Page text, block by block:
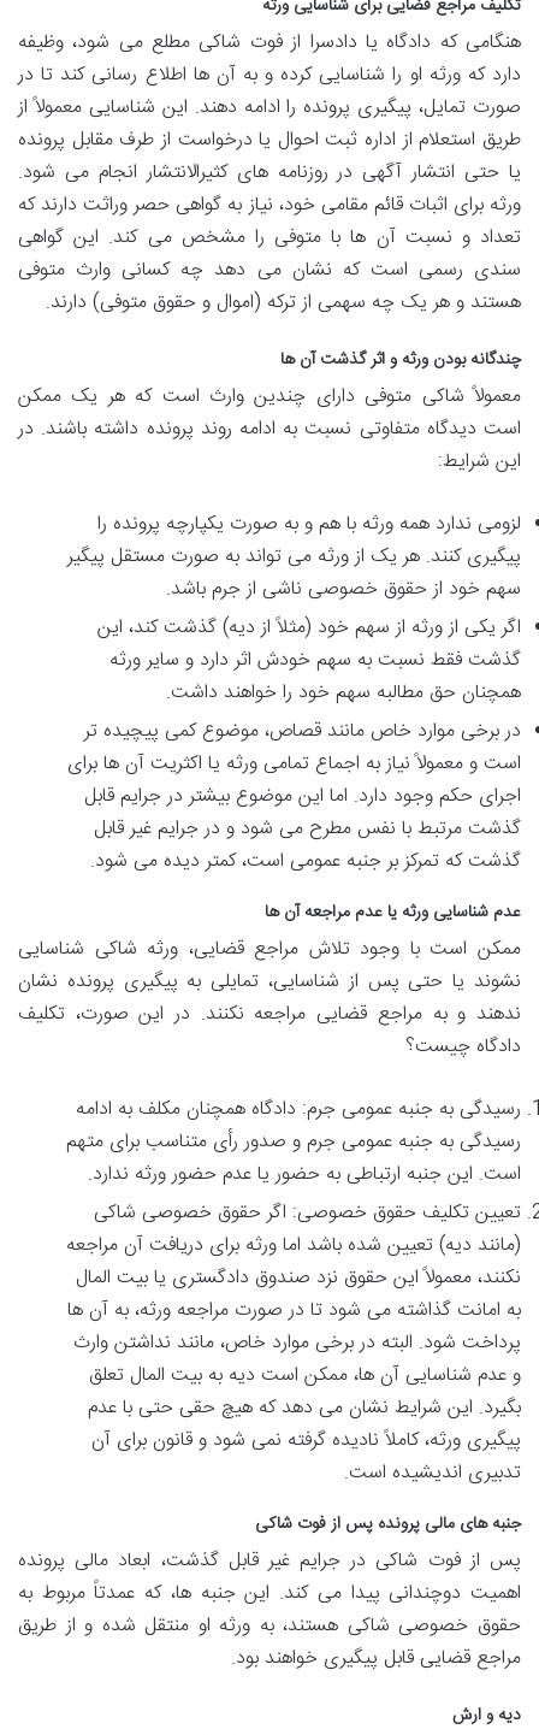
تکلیف مراجع قضایی برای شناسایی ورثه
هنگامی که دادگاه یا دادسرا از فوت شاکی مطلع می شود، وظیفه
دارد که ورثه او را شناسایی کرده و به آن ها اطلاع رسانی کند تا در
صورت تمایل، پیگیری پرونده را ادامه دهند. این شناسایی معمولاً از
طریق استعلام از اداره ثبت احوال یا درخواست از طرف مقابل پرونده
یا حتی انتشار آگهی در روزنامه های کثیرالانتشار انجام می شود.
ورثه برای اثبات قائم مقامی خود، نیاز به گواهی حصر وراثت دارند که
تعداد و نسبت آن ها با متوفی را مشخص می کند. این گواهی
سندی رسمی است که نشان می دهد چه کسانی وارث متوفی
هستند و هر یک چه سهمی از ترکه (اموال و حقوق متوفی) دارند.
چندگانه بودن ورثه و اثر گذشت آن ها
معمولاً شاکی متوفی دارای چندین وارث است که هر یک ممکن
است دیدگاه متفاوتی نسبت به ادامه روند پرونده داشته باشند. در
این شرایط:
لزومی ندارد همه ورثه با هم و به صورت یکپارچه پرونده را
پیگیری کنند. هر یک از ورثه می تواند به صورت مستقل پیگیر
سهم خود از حقوق خصوصی ناشی از جرم باشد.
اگر یکی از ورثه از سهم خود (مثلاً از دیه) گذشت کند، این
گذشت فقط نسبت به سهم خودش اثر دارد و سایر ورثه
همچنان حق مطالبه سهم خود را خواهند داشت.
در برخی موارد خاص مانند قصاص، موضوع کمی پیچیده تر
است و معمولاً نیاز به اجماع تمامی ورثه یا اکثریت آن ها برای
اجرای حکم وجود دارد. اما این موضوع بیشتر در جرایم قابل
گذشت مرتبط با نفس مطرح می شود و در جرایم غیر قابل
گذشت که تمرکز بر جنبه عمومی است، کمتر دیده می شود.
عدم شناسایی ورثه یا عدم مراجعه آن ها
ممکن است با وجود تلاش مراجع قضایی، ورثه شاکی شناسایی
نشوند یا حتی پس از شناسایی، تمایلی به پیگیری پرونده نشان
ندهند و به مراجع قضایی مراجعه نکنند. در این صورت، تکلیف
دادگاه چیست؟
رسیدگی به جنبه عمومی جرم: دادگاه همچنان مکلف به ادامه
رسیدگی به جنبه عمومی جرم و صدور رأی متناسب برای متهم
است. این جنبه ارتباطی به حضور یا عدم حضور ورثه ندارد.
تعیین تکلیف حقوق خصوصی: اگر حقوق خصوصی شاکی
(مانند دیه) تعیین شده باشد اما ورثه برای دریافت آن مراجعه
نکنند، معمولاً این حقوق نزد صندوق دادگستری یا بیت المال
به امانت گذاشته می شود تا در صورت مراجعه ورثه، به آن ها
پرداخت شود. البته در برخی موارد خاص، مانند نداشتن وارث
و عدم شناسایی آن ها، ممکن است دیه به بیت المال تعلق
بگیرد. این شرایط نشان می دهد که هیچ حقی حتی با عدم
پیگیری ورثه، کاملاً نادیده گرفته نمی شود و قانون برای آن
تدبیری اندیشیده است.
جنبه های مالی پرونده پس از فوت شاکی
پس از فوت شاکی در جرایم غیر قابل گذشت، ابعاد مالی پرونده
اهمیت دوچندانی پیدا می کند. این جنبه ها، که عمدتاً مربوط به
حقوق خصوصی شاکی هستند، به ورثه او منتقل شده و از طریق
مراجع قضایی قابل پیگیری خواهند بود.
دیه و ارش